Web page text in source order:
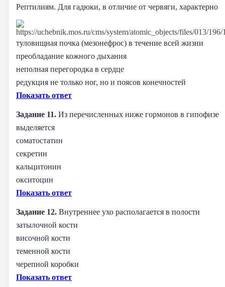
Рептилиям. Для гадюки, в отличие от червяги, характерно
туловищная почка (мезонефрос) в течение всей жизни
преобладание кожного дыхания
неполная перегородка в сердце
редукция не только ног, но и поясов конечностей
Показать ответ
Задание 11. Из перечисленных ниже гормонов в гипофизе
выделяется
соматостатин
секретин
кальцитонин
окситоцин
Показать ответ
Задание 12. Внутреннее ухо располагается в полости
затылочной кости
височной кости
теменной кости
черепной коробки
Показать ответ